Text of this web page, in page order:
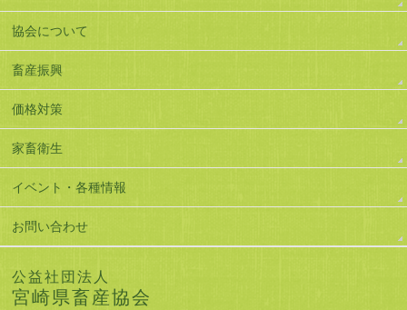
協会について
畜産振興
価格対策
家畜衛生
イベント・各種情報
お問い合わせ
公益社団法人
宮崎県畜産協会